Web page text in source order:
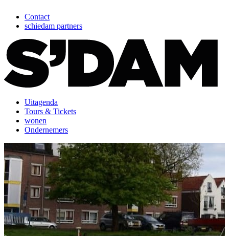
Contact
schiedam partners
Uitagenda
Tours & Tickets
wonen
Ondernemers